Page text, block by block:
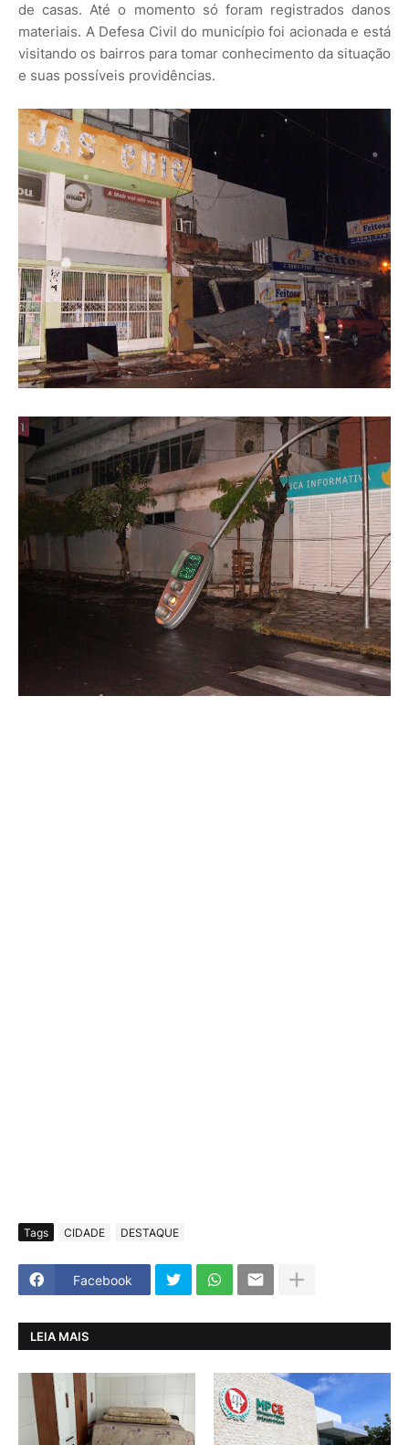
de casas. Até o momento só foram registrados danos
materiais. A Defesa Civil do município foi acionada e está
visitando os bairros para tomar conhecimento da situação
e suas possíveis providências.
Tags CIDADE DESTAQUE
Facebook
LEIA MAIS